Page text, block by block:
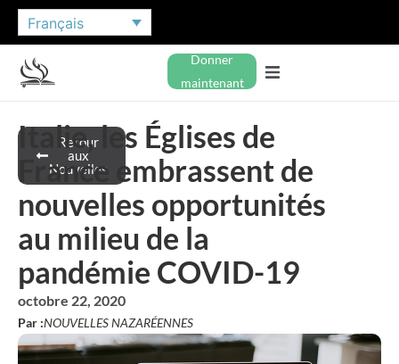
Français
Donner
maintenant
Retour
aux
Nouvelles
Italie, les Églises de
France embrassent de
nouvelles opportunités
au milieu de la
pandémie COVID-19
octobre 22, 2020
Par :NOUVELLES NAZARÉENNES